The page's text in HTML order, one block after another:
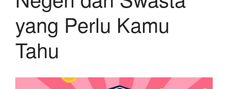
yang Perlu Kamu
Tahu